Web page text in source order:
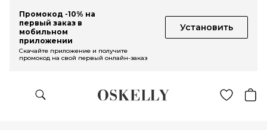
Промокод -10% на
первый заказ в
мобильном
приложении
Установить
Скачайте приложение и получите
промокод на свой первый онлайн-заказ